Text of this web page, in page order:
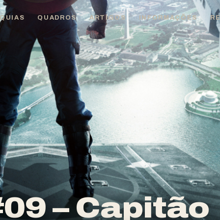
QUADROS ARTIGOS INFORMAÇÕES
– Capitão